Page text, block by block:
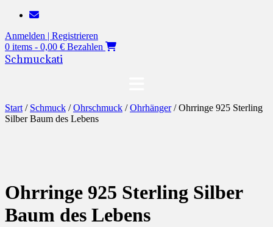
Zum
springen
Anmelden | Registrieren
0 items - 0,00 € Bezahlen
Schmuckati
Start / Schmuck /Ohrschmuck /Ohrhänger/ Ohrringe 925 Sterling
Silber Baum des Lebens
Ohrringe 925 Sterling Silber
Baum des Lebens